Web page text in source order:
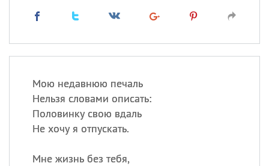
Мою недавнюю печаль
Нельзя словами описать:
Половинку свою вдаль
Не хочу я отпускать.
Мне жизнь без тебя,